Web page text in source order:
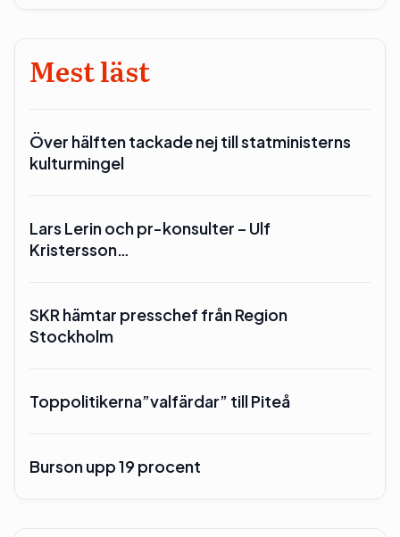
Mest läst
Över hälften tackade nej till statministerns
kulturmingel
Lars Lerin och pr-konsulter – Ulf
Kristersson…
SKR hämtar presschef från Region
Stockholm
Toppolitikerna”valfärdar” till Piteå
Burson upp 19 procent